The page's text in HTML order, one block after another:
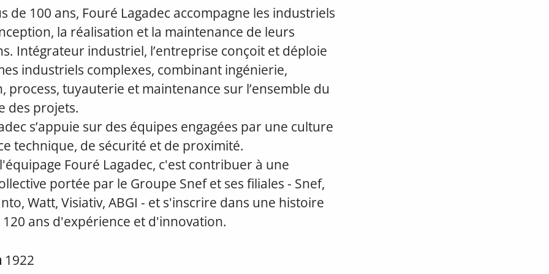
de 100 ans, Fouré Lagadec accompagne les industriels
la réalisation et la maintenance de leurs
Intégrateur industriel, l’entreprise conçoit et déploie
industriels complexes, combinant ingénierie,
process, tuyauterie et maintenance sur l’ensemble du
des projets.
s’appuie sur des équipes engagées par une culture
technique, de sécurité et de proximité.
Fouré Lagadec, c'est contribuer à une
portée par le Groupe Snef et ses filiales - Snef,
Watt, Visiativ, ABGI - et s'inscrire dans une histoire
ans d'expérience et d'innovation.
1922